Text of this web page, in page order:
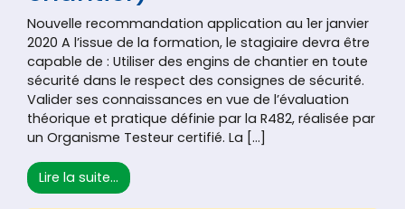
Nouvelle recommandation application au 1er janvier
2020 A l’issue de la formation, le stagiaire devra être
capable de : Utiliser des engins de chantier en toute
sécurité dans le respect des consignes de sécurité.
Valider ses connaissances en vue de l’évaluation
théorique et pratique définie par la R482, réalisée par
un Organisme Testeur certifié. La […]
Lire la suite… from Prévention des accidents et